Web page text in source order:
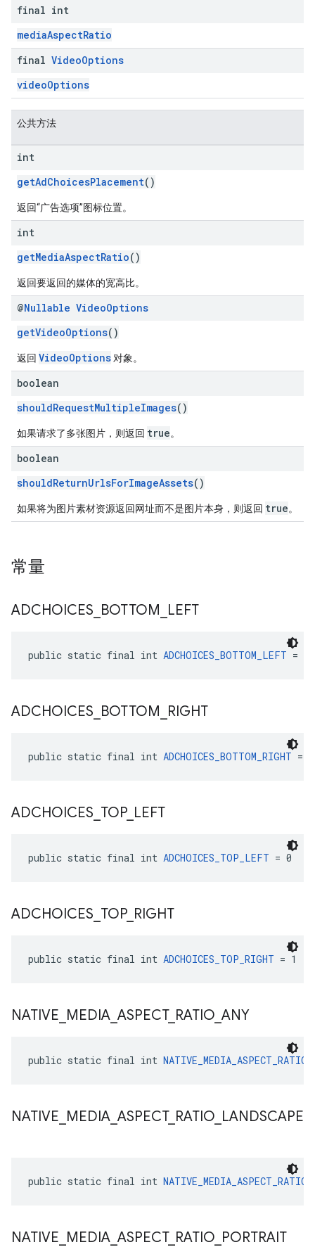
final int
mediaAspectRatio
final VideoOptions
videoOptions
公共方法
int
getAdChoicesPlacement()
返回“广告选项”图标位置。
int
getMediaAspectRatio()
返回要返回的媒体的宽高比。
@Nullable VideoOptions
getVideoOptions()
返回 VideoOptions 对象。
boolean
shouldRequestMultipleImages()
如果请求了多张图片，则返回 true。
boolean
shouldReturnUrlsForImageAssets()
如果将为图片素材资源返回网址而不是图片本身，则返回 true。
常量
ADCHOICES BOTTOM LEFT
public static final int ADCHOICES_BOTTOM_LEFT = 3
ADCHOICES BOTTOM RIGHT
public static final int ADCHOICES_BOTTOM_RIGHT = 2
ADCHOICES TOP_ LEFT
public static final int ADCHOICES_TOP_LEFT = 0
ADCHOICES TOP_ RIGHT
public static final int ADCHOICES_TOP_RIGHT = 1
NATIVE MEDIA ASPECT_ RATIO ANY
public static final int
NATIVE MEDIA ASPECT_ RATIO LANDSCAPE
public static final int
NATIVE MEDIA ASPECT_ RATIO PORTRAIT